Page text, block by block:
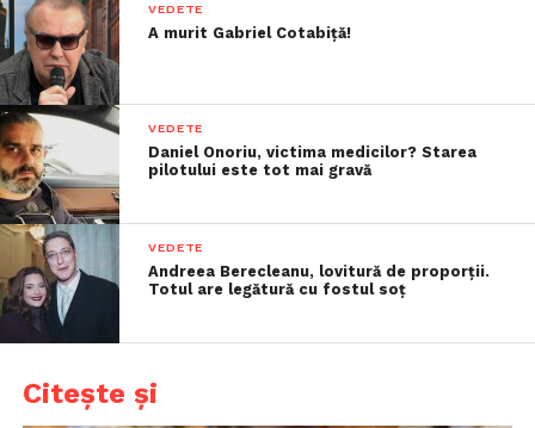
VEDETE
A murit Gabriel Cotabiță!
VEDETE
Daniel Onoriu, victima medicilor? Starea
pilotului este tot mai gravă
VEDETE
Andreea Berecleanu, lovitură de proporții.
Totul are legătură cu fostul soț
Citește și